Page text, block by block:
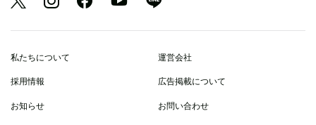
私たちについて 運営会社
採用情報 広告掲載について
お知らせ お問い合わせ